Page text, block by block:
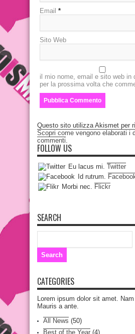
Email *
Sito Web
il mio nome, email e sito web in
per la prossima volta che
Questo sito utilizza Akismet per
Scopri come vengono elaborati i
commenti.
FOLLOW US
Eu lacus mi. Twitter
Id rutrum.
Morbi nec. Flickr
SEARCH
CATEGORIES
Lorem ipsum dolor sit amet.
Mauris a ante.
All News (50)
Best of the Year (4)